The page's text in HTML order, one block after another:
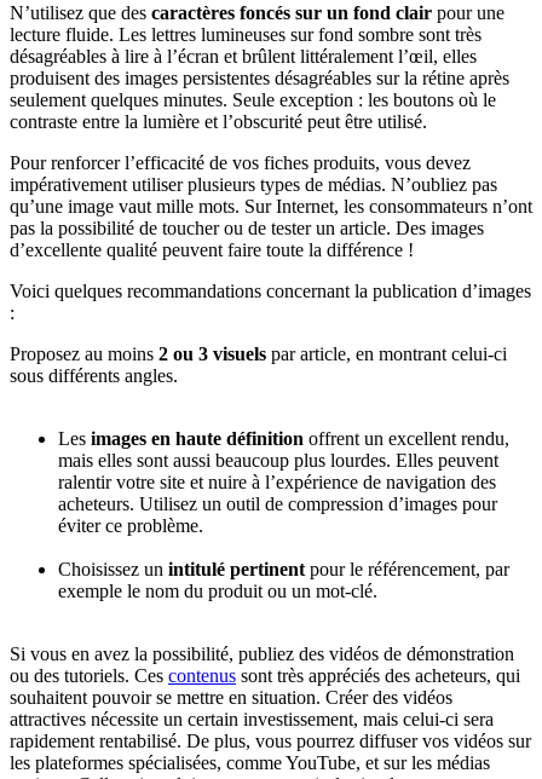
N’utilisez que des caractères foncés sur un fond clair pour une
lecture fluide. Les lettres lumineuses sur fond sombre sont très
désagréables à lire à l’écran et brûlent littéralement l’œil, elles
produisent des images persistentes désagréables sur la rétine après
seulement quelques minutes. Seule exception : les boutons où le
contraste entre la lumière et l’obscurité peut être utilisé.
Pour renforcer l’efficacité de vos fiches produits, vous devez
impérativement utiliser plusieurs types de médias. N’oubliez pas
qu’une image vaut mille mots. Sur Internet, les consommateurs n’ont
pas la possibilité de toucher ou de tester un article. Des images
d’excellente qualité peuvent faire toute la différence !
Voici quelques recommandations concernant la publication d’images
:
Proposez au moins 2 ou 3 visuels par article, en montrant celui-ci
sous différents angles.
Les images en haute définition offrent un excellent rendu,
mais elles sont aussi beaucoup plus lourdes. Elles peuvent
ralentir votre site et nuire à l’expérience de navigation des
acheteurs. Utilisez un outil de compression d’images pour
éviter ce problème.
Choisissez un intitulé pertinent pour le référencement, par
exemple le nom du produit ou un mot-clé.
Si vous en avez la possibilité, publiez des vidéos de démonstration
ou des tutoriels. Ces contenus sont très appréciés des acheteurs, qui
souhaitent pouvoir se mettre en situation. Créer des vidéos
attractives nécessite un certain investissement, mais celui-ci sera
rapidement rentabilisé. De plus, vous pourrez diffuser vos vidéos sur
les plateformes spécialisées, comme YouTube, et sur les médias